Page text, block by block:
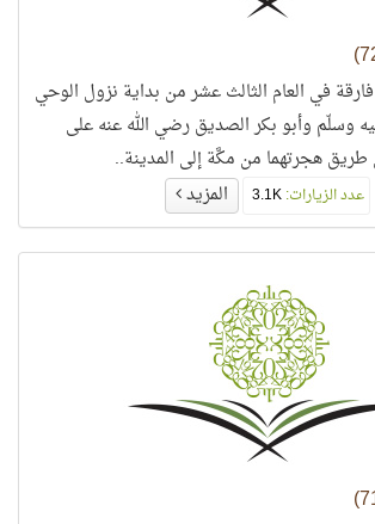
في العام الثالث عشر من بداية نزول الوحي
وسلّم وأبو بكر الصديق رضي الله عنه على
هجرتهما من مكَّة إلى المدينة..
عدد الزيارات: المزيد